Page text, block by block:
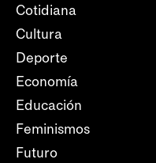
Cotidiana
Cultura
Deporte
Economía
Educación
Feminismos
Futuro